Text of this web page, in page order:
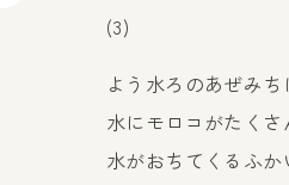
(3)
よう水ろのあぜみ
水にモロコがたく
水がおちてくるふ